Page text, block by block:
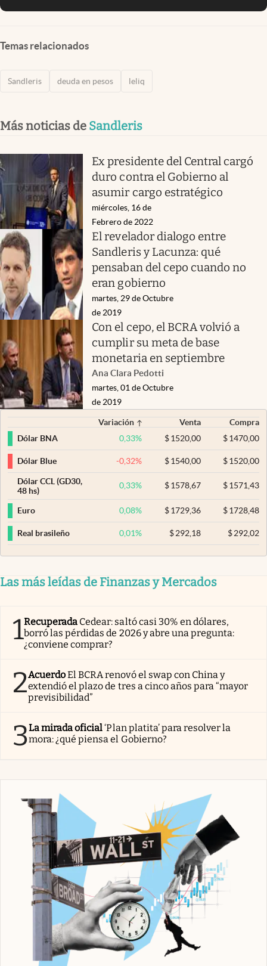
Temas relacionados
Sandleris deuda en pesos leliq
Más noticias de Sandleris
Ex presidente del Central cargó
duro contra el Gobierno al
asumir cargo estratégico
miércoles, 16 de
Febrero de 2022
El revelador dialogo entre
Sandleris y Lacunza: qué
pensaban del cepo cuando no
eran gobierno
martes, 29 de Octubre
de 2019
Con el cepo, el BCRA volvió a
cumplir su meta de base
monetaria en septiembre
Ana Clara Pedotti
martes, 01 de Octubre
de 2019
Variación Venta
Compra
Dólar BNA
0,33% $ 1520,00 $1470,00
Dólar Blue -0,32% $ 1540,00 $1520,00
Dólar CCL (GD30,
48 hs)
0,33% $ 1578,67 $1571,43
Euro 0,08% $ 1729,36 $1728,48
Real brasileño 0,01% $ 292,18 $292,02
Las más leídas de Finanzas y Mercados
1Recuperada Cedear: saltó casi 30% en dólares,
borró las pérdidas de 2026 y abre una pregunta:
¿conviene comprar?
2AcuerdoEl BCRA renovó el swap con China y
extendió el plazo de tres a cinco años para “mayor
previsibilidad”
3La mirada oficial‘Plan platita’ para resolver la
mora: ¿qué piensa el Gobierno?